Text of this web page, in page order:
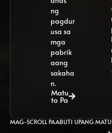
ng
pagdur
usa sa
mga
pabrik
aang
sakaha
n.
Matu
to Pa
MAG-SCROLL PAABUTI UPANG